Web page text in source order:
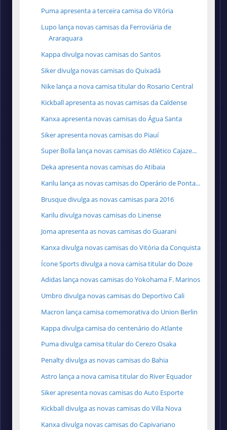
Puma apresenta a terceira camisa do Vitória
Lupo lança novas camisas da Ferroviária de
Araraquara
Kappa divulga novas camisas do Santos
Siker divulga novas camisas do Quixadá
Nike lança a nova camisa titular do Rosario Central
Kickball apresenta as novas camisas da Caldense
Kanxa apresenta novas camisas do Água Santa
Siker apresenta novas camisas do Piauí
Super Bolla lança novas camisas do Atlético Cajaze...
Deka apresenta novas camisas do Atibaia
Karilu lança as novas camisas do Operário de Ponta...
Brusque divulga as novas camisas para 2016
Karilu divulga novas camisas do Linense
Joma apresenta as novas camisas do Guarani
Kanxa divulga novas camisas do Vitória da Conquista
Ícone Sports divulga a nova camisa titular do Doze
Adidas lança novas camisas do Yokohama F. Marinos
Umbro divulga novas camisas do Deportivo Cali
Macron lança camisa comemorativa do Union Berlin
Kappa divulga camisa do centenário do Atlante
Puma divulga camisa titular do Cerezo Osaka
Penalty divulga as novas camisas do Bahia
Astro lança a nova camisa titular do River Equador
Siker apresenta novas camisas do Auto Esporte
Kickball divulga as novas camisas do Villa Nova
Kanxa divulga novas camisas do Capivariano